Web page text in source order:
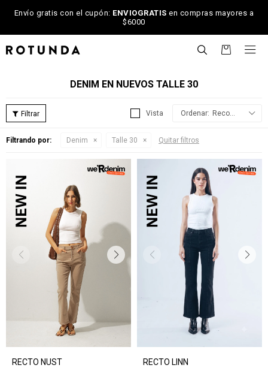
Envío gratis con el cupón: ENVIOGRATIS en compras mayores a
$6000

DENIM EN NUEVOS TALLE 30
Recomendados
Filtrando por: Denim Talle 30 Quitar filtros
RECTO NUST
RECTO LINN